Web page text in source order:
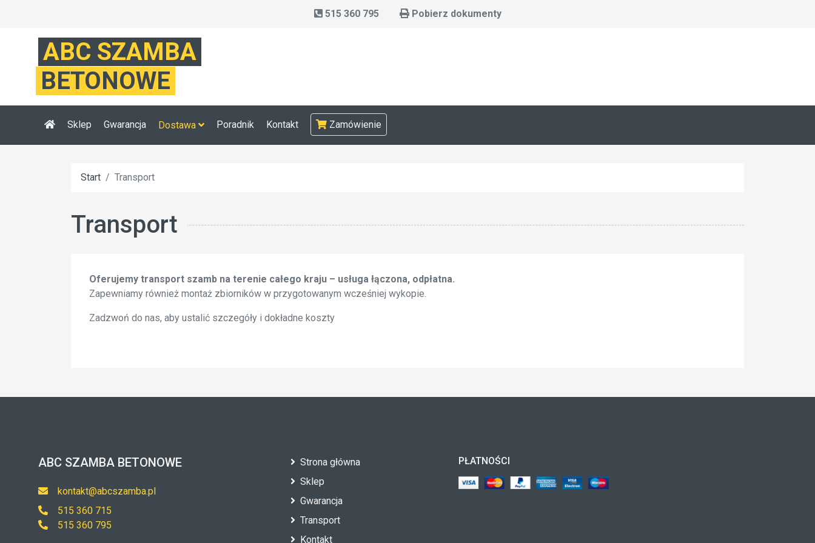
515 360 795 Pobierz dokumenty
ABC SZAMBA
BETONOWE
Sklep Gwarancja Dostawa Poradnik Kontakt Zamówienie
Start Transport
Transport
Oferujemy transport szamb na terenie całego kraju – usługa łączona, odpłatna.
Zapewniamy również montaż zbiorników w przygotowanym wcześniej wykopie.
Zadzwoń do nas, aby ustalić szczegóły i dokładne koszty
ABC SZAMBA BETONOWE
kontakt@abcszamba.pl
515 360 715
515 360 795
Strona główna
Sklep
Gwarancja
Transport
Kontakt
PŁATNOŚCI